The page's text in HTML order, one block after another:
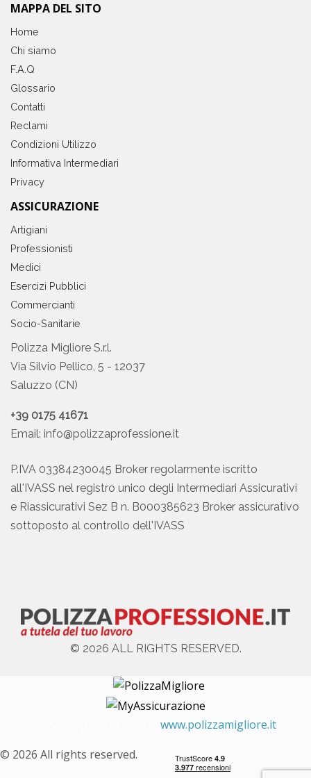
MAPPA DEL SITO
Home
Chi siamo
F.A.Q
Glossario
Contatti
Reclami
Condizioni Utilizzo
Informativa Intermediari
Privacy
ASSICURAZIONE
Artigiani
Professionisti
Medici
Esercizi Pubblici
Commercianti
Socio-Sanitarie
Polizza Migliore S.r.l.
Via Silvio Pellico, 5 - 12037
Saluzzo (CN)
+39 0175 41671
Email: info@polizzaprofessione.it
P.IVA 03384230045 Broker regolarmente iscritto
all'IVASS nel registro unico degli Intermediari Assicurativi
e Riassicurativi Sez B n. B000385623 Broker assicurativo
sottoposto al controllo dell'IVASS
© 2026 ALL RIGHTS RESERVED.
www.polizzamigliore.it
© 2026 All rights reserved.